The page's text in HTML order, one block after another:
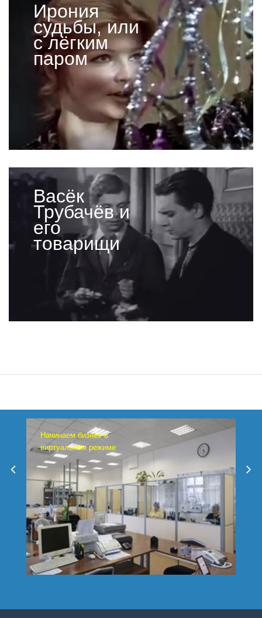
Ирония
судьбы, или
с лёгким
паром
Васёк
Трубачёв и
его
товарищи
Начинаем бизнес в
виртуальном режиме